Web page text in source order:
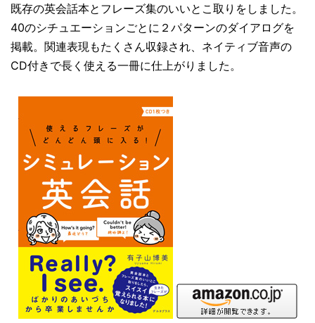
既存の英会話本とフレーズ集のいいとこ取りをしました。
40のシチュエーションごとに２パターンのダイアログを
掲載。関連表現もたくさん収録され、ネイティブ音声の
CD付きで長く使える一冊に仕上がりました。